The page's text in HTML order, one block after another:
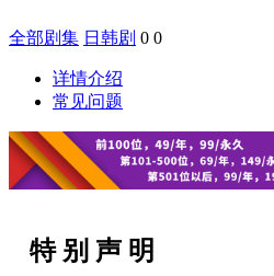
全部剧集 日韩剧 0 0
详情介绍
常见问题
特 别 声 明